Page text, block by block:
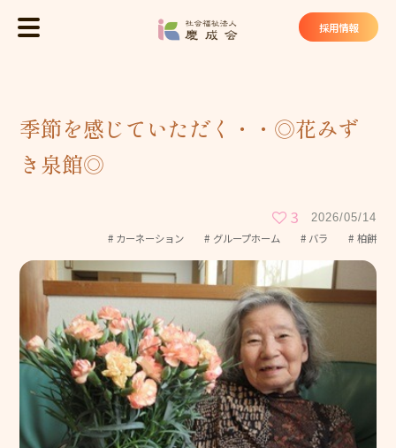
社会福祉
採用情報
慶成会について
基本理念
私たちが大切にしていること
慶成会の取り組み
サービス・施設
ケアハウス ヴィラ東山苑
グリーンヒルズ東山
グループホーム 花みずき
季節を感じていただく・・◎花みず
き泉館◎
2026/05/14
3
カーネーション グループホーム バラ 柏餅